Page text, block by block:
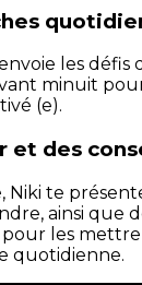
les défis
minuit
(e).
et des
Niki te
ainsi que
les
quotidienne.